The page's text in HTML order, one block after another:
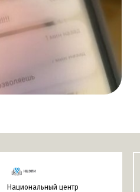
Национальный центр